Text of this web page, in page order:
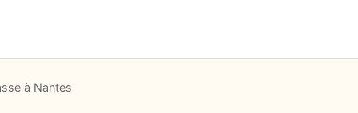
à Nantes